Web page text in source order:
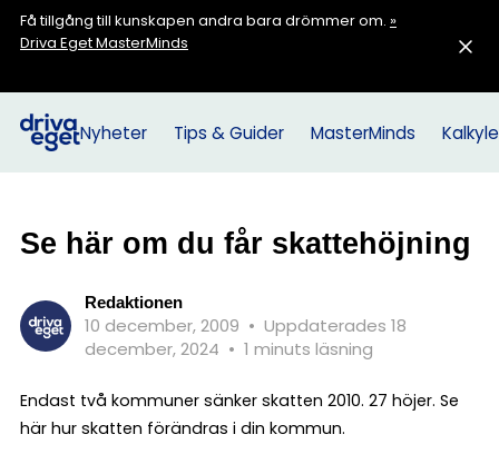
Få tillgång till kunskapen andra bara drömmer om. »
Driva Eget MasterMinds
Nyheter Tips & Guider MasterMinds
Se här om du får skattehöjning
Redaktionen
10 december, 2009 • Uppdaterades 18
december, 2024 • 1 minuts läsning
Endast två kommuner sänker skatten 2010. 27 höjer. Se
här hur skatten förändras i din kommun.